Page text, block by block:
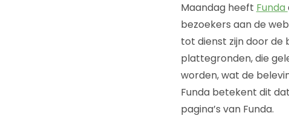
Maandag heeft Funda
bezoekers aan de
tot dienst zijn door de
plattegronden, die
worden, wat de
Funda betekent dit
pagina’s van Funda.